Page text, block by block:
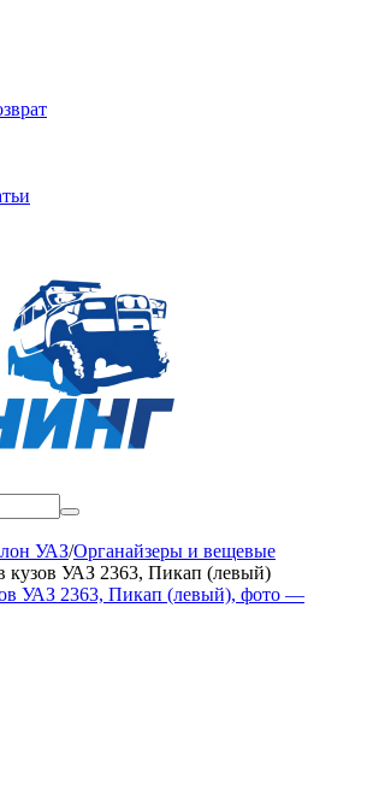
УАЗ/Органайзеры и вещевые
кузов УАЗ 2363, Пикап (левый)